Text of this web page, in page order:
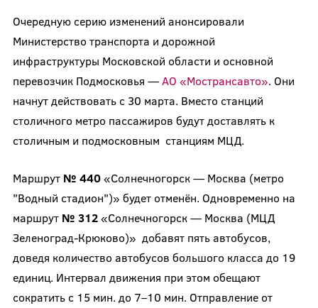
Очередную серию изменений анонсировали
Министерство транспорта и дорожной
инфраструктуры Московской области и основной
перевозчик Подмосковья —АО «Мострансавто». Они
начнут действовать с 30 марта. Вместо станций
столичного метро пассажиров будут доставлять к
столичным и подмосковным станциям МЦД.
Маршрут № 440«Солнечногорск — Москва (метро
"Водный стадион")» будет отменён. Одновременно на
маршрут № 312«Солнечногорск — Москва (МЦД
Зеленоград-Крюково)» добавят пять автобусов,
доведя количество автобусов большого класса до 19
единиц. Интервал движения при этом обещают
сократить с 15 мин. до 7–10 мин. Отправление от